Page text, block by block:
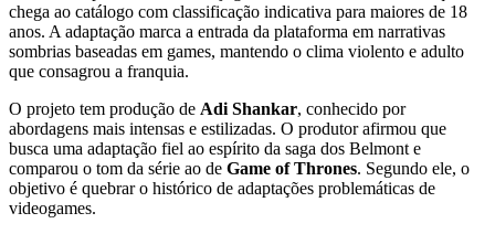
chega ao catálogo com classificação indicativa para maiores de 18
anos. A adaptação marca a entrada da plataforma em narrativas
sombrias baseadas em games, mantendo o clima violento e adulto
que consagrou a franquia.
O projeto tem produção de Adi Shankar, conhecido por
abordagens mais intensas e estilizadas. O produtor afirmou que
busca uma adaptação fiel ao espírito da saga dos Belmont e
comparou o tom da série ao de Game of Thrones. Segundo ele, o
objetivo é quebrar o histórico de adaptações problemáticas de
videogames.